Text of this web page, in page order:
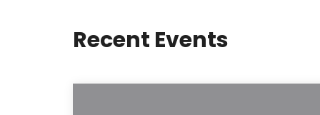
Recent Events